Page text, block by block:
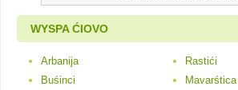
WYSPA ĆIOVO
Arbanija
Rastići
Buśinci
Mavarśtica